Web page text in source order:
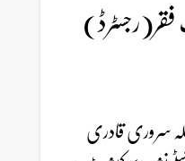
سروری قادری